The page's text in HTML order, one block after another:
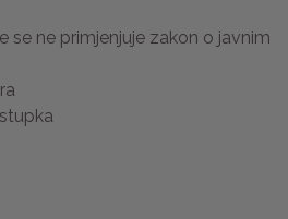
se ne primjenjuje zakon o javnim